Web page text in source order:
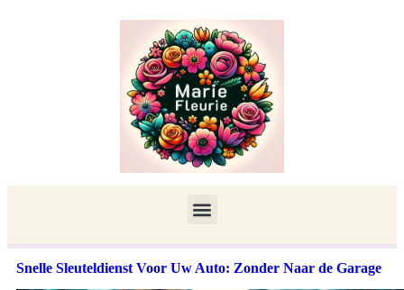
Snelle Sleuteldienst Voor Uw Auto: Zonder Naar de Garage